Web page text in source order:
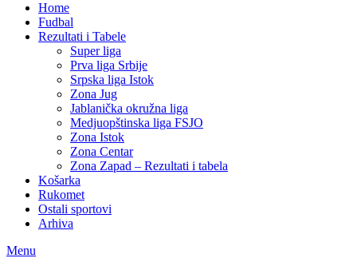
Home
Fudbal
Rezultati i Tabele
Super liga
Prva liga Srbije
Srpska liga Istok
Zona Jug
Jablanička okružna liga
Medjuopštinska liga FSJO
Zona Istok
Zona Centar
Zona Zapad – Rezultati i tabela
Košarka
Rukomet
Ostali sportovi
Arhiva
Menu